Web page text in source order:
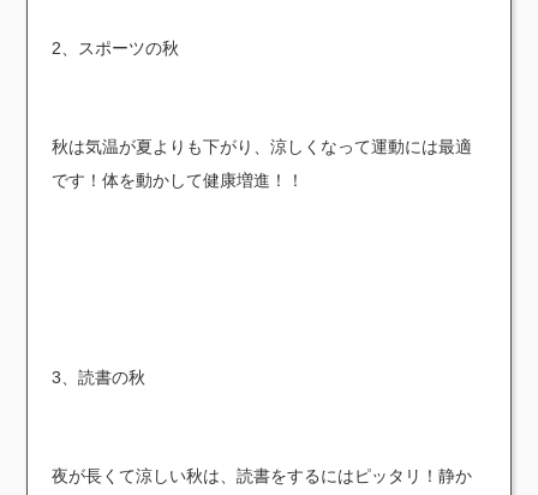
2、スポーツの秋
秋は気温が夏よりも下がり、涼しくなって運動には最適
です！体を動かして健康増進！！
3、読書の秋
夜が長くて涼しい秋は、読書をするにはピッタリ！静か